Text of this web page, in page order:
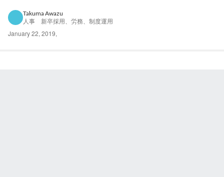
した。よく食堂で、会話の中からでたテーマについて議論していたこと
は良い思い出です。また、大学生活はとにかく自由で、その日の...
Takuma Awazu
人事 新卒採用、労務、制度運用
January 22, 2019,